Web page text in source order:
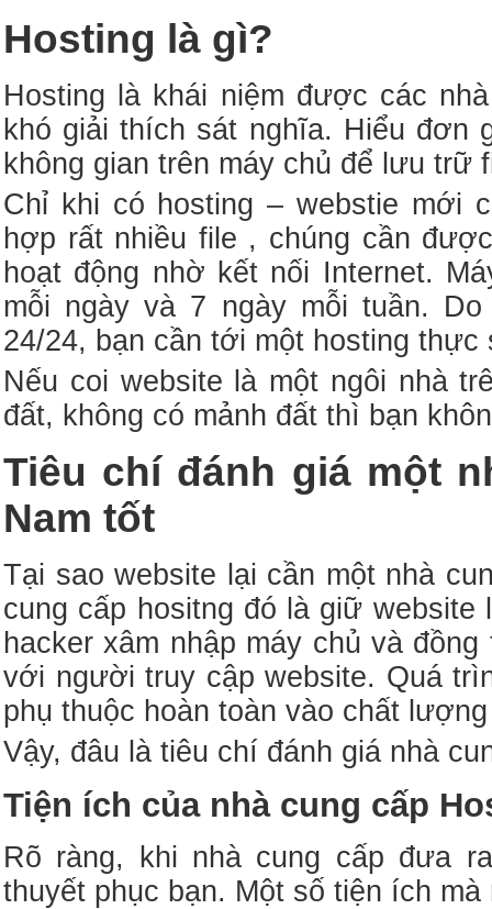
Hosting là gì?
Hosting là khái niệm được các
khó giải thích sát nghĩa. Hiểu đơn
không gian trên máy chủ để lưu trữ
Chỉ khi có hosting – webstie mới
hợp rất nhiều file , chúng cần
hoạt động nhờ kết nối Internet.
mỗi ngày và 7 ngày mỗi tuần.
24/24, bạn cần tới một hosting
Nếu coi website là một ngôi nhà
đất, không có mảnh đất thì bạn
Tiêu chí đánh giá một
Nam tốt
Tại sao website lại cần một nhà
cung cấp hositng đó là giữ
hacker xâm nhập máy chủ và
với người truy cập website. Quá
phụ thuộc hoàn toàn vào chất
Vậy, đâu là tiêu chí đánh giá nhà
Tiện ích của nhà cung cấp
Rõ ràng, khi nhà cung cấp đưa
thuyết phục bạn. Một số tiện ích